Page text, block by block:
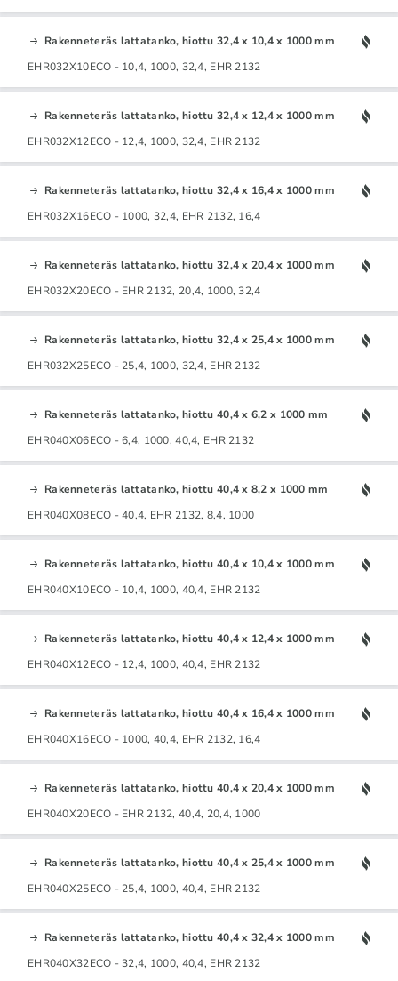
Rakenneteräs lattatanko, hiottu 32,4 x 10,4 x 1000 mm
EHR032X10ECO - 10,4, 1000, 32,4, EHR 2132
Rakenneteräs lattatanko, hiottu 32,4 x 12,4 x 1000 mm
EHR032X12ECO - 12,4, 1000, 32,4, EHR 2132
Rakenneteräs lattatanko, hiottu 32,4 x 16,4 x 1000 mm
EHR032X16ECO - 1000, 32,4, EHR 2132, 16,4
Rakenneteräs lattatanko, hiottu 32,4 x 20,4 x 1000 mm
EHR032X20ECO - EHR 2132, 20,4, 1000, 32,4
Rakenneteräs lattatanko, hiottu 32,4 x 25,4 x 1000 mm
EHR032X25ECO - 25,4, 1000, 32,4, EHR 2132
Rakenneteräs lattatanko, hiottu 40,4 x 6,2 x 1000 mm
EHR040X06ECO - 6,4, 1000, 40,4, EHR 2132
Rakenneteräs lattatanko, hiottu 40,4 x 8,2 x 1000 mm
EHR040X08ECO - 40,4, EHR 2132, 8,4, 1000
Rakenneteräs lattatanko, hiottu 40,4 x 10,4 x 1000 mm
EHR040X10ECO - 10,4, 1000, 40,4, EHR 2132
Rakenneteräs lattatanko, hiottu 40,4 x 12,4 x 1000 mm
EHR040X12ECO - 12,4, 1000, 40,4, EHR 2132
Rakenneteräs lattatanko, hiottu 40,4 x 16,4 x 1000 mm
EHR040X16ECO - 1000, 40,4, EHR 2132, 16,4
Rakenneteräs lattatanko, hiottu 40,4 x 20,4 x 1000 mm
EHR040X20ECO - EHR 2132, 40,4, 20,4, 1000
Rakenneteräs lattatanko, hiottu 40,4 x 25,4 x 1000 mm
EHR040X25ECO - 25,4, 1000, 40,4, EHR 2132
Rakenneteräs lattatanko, hiottu 40,4 x 32,4 x 1000 mm
EHR040X32ECO - 32,4, 1000, 40,4, EHR 2132